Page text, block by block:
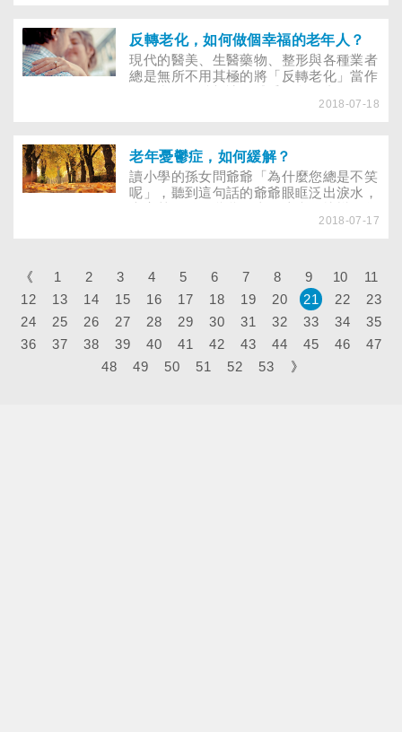
友。別再自我設限了，去交些新朋友吧！
反轉老化，如何做個幸福的老年人？
現代的醫美、生醫藥物、整形與各種業者
總是無所不用其極的將「反轉老化」當作
過，身心逐漸老化、失能卻是一個不爭的
2018-07-18
老年憂鬱症，如何緩解？
讀小學的孫女問爺爺「為什麼您總是不笑
呢」，聽到這句話的爺爺眼眶泛出淚水，
輕時，我們都難以想像老年生活以及身體
情緒隨著不同生活事件而起伏，若有持續
的憂鬱情緒或對事情喪失興趣，就要小心
是否罹患「憂鬱症」。憂鬱症不是一般的
心情不好，而是一種廣泛影響情緒、興
趣、思考模式、睡眠、食慾、身體感覺與
認知功能的精神疾病。
2018-07-17
《 1 2 3 4 5 6 7 8 9 10
11
12
13 14 15 16 17 18 19 20 21 22
23
24
25 26 27 28 29 30 31 32 33 34
35
36
37 38 39 40 41 42 43 44 45 46
47
48
49 50 51 52 53 》